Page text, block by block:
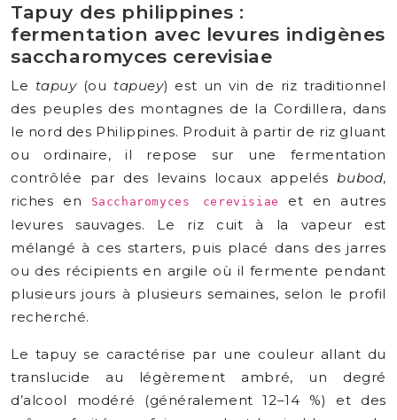
Tapuy des philippines :
fermentation avec levures indigènes
saccharomyces cerevisiae
Le tapuy(ou tapuey) est un vin de riz traditionnel
des peuples des montagnes de la Cordillera, dans
le nord des Philippines. Produit à partir de riz gluant
ou ordinaire, il repose sur une fermentation
contrôlée par des levains locaux appelésbubod,
riches en
Saccharomyces cerevisiae
et en autres
levures sauvages. Le riz cuit à la vapeur est
mélangé à ces starters, puis placé dans des jarres
ou des récipients en argile où il fermente pendant
plusieurs jours à plusieurs semaines, selon le profil
recherché.
Le tapuy se caractérise par une couleur allant du
translucide au légèrement ambré, un degré
d’alcool modéré (généralement 12–14 %) et des